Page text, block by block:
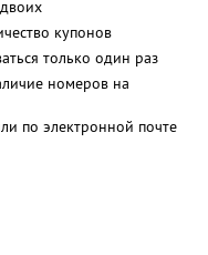
купонов
только один раз
номеров на
по электронной почте